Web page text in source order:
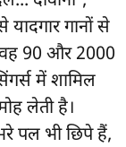
गानों से
वह 90 और 2000
में शामिल
लेती है।
पल भी छिपे हैं,